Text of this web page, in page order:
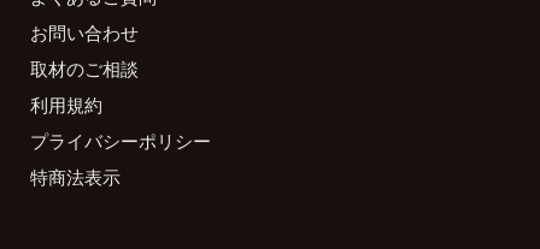
お問い合わせ
取材のご相談
利用規約
プライバシーポリシー
特商法表示